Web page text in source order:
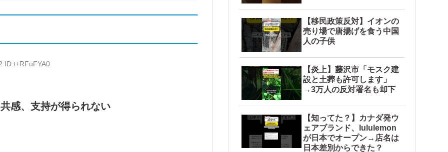
ID:t+RFuFYA0
感、支持が得られない
【移民政策反対】イオンの
売り場で唐揚げを食う中国
人の子供
【炎上】藤沢市「モスク建
設と土葬も許可します」
→3万人の反対署名も却下
【知ってた？】カナダ発ウ
ェアブランド、lululemon
が日本でオープン→店名は
日本差別からできた？